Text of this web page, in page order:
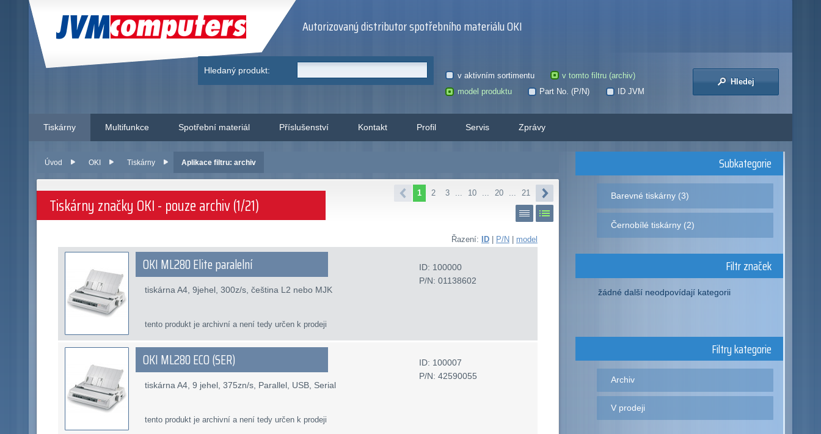
JVM Computers Autorizovaný distributor spotřebního materiálu OKI
Hledaný produkt:
v aktivním sortimentu
v tomto filtru (archiv)
model produktu
Part No. (P/N) ID JVM
Hledej
Tiskárny Multifunkce Spotřební materiál Příslušenství Kontakt Profil Servis Zprávy
Úvod OKI Tiskárny Aplikace filtru: archiv
1 2 3 10 20 21
Tiskárny značky OKI - pouze archiv (1/21)
Řazení: ID| P/N| model
OKI ML280 Elite paralelní
tiskárna A4, 9jehel, 300z/s, čeština L2 nebo MJK
tento produkt je archivní a není tedy určen k prodeji
ID: 100000
P/N: 01138602
OKI ML280 ECO (SER)
tiskárna A4, 9 jehel, 375zn/s, Parallel, USB, Serial
tento produkt je archivní a není tedy určen k prodeji
ID: 100007
P/N: 42590055
Subkategorie
Barevné tiskárny (3)
Černobílé tiskárny (2)
Filtr značek
žádné další neodpovídají kategorii
Filtry kategorie
Archiv
V prodeji